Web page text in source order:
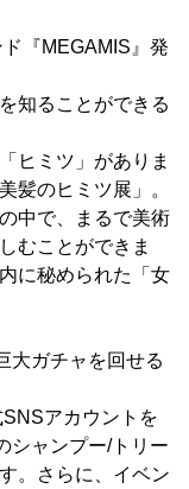
『MEGAMIS』発
知ることができる
ヒミツ」がありま
髪のヒミツ展」。
中で、まるで美術
むことができま
に秘められた「女
大ガチャを回せる
アカウントを
シャンプー/トリー
。さらに、イベン